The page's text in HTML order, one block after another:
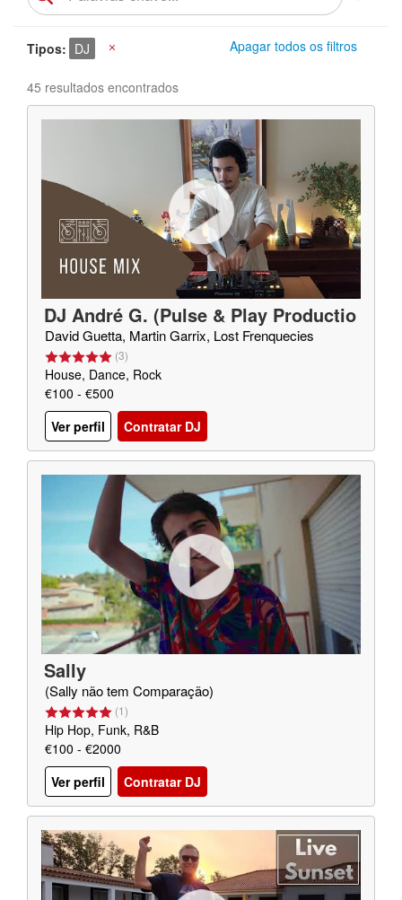
Apagar todos os filtros
Tipos DJ
45 resultados encontrados
DJ André G. (Pulse & Play Productio
ns)
David Guetta, Martin Garrix, Lost Frenquecies
(3)
House, Dance, Rock
€100 - €500
Ver perfil
Contratar DJ
Sally
(Sally não tem Comparação)
(1)
Hip Hop, Funk, R&B
€100 - €2000
Ver perfil
Contratar DJ